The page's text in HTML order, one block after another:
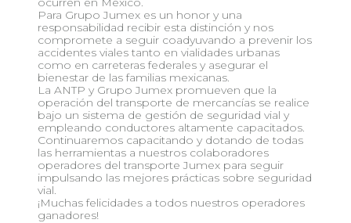
Para Grupo Jumex es un honor y una
responsabilidad recibir esta distinción y nos
compromete a seguir coadyuvando a prevenir los
accidentes viales tanto en vialidades urbanas
como en carreteras federales y asegurar el
bienestar de las familias mexicanas.
La ANTP y Grupo Jumex promueven que la
operación del transporte de mercancías se realice
bajo un sistema de gestión de seguridad vial y
empleando conductores altamente capacitados.
Continuaremos capacitando y dotando de todas
las herramientas a nuestros colaboradores
operadores del transporte Jumex para seguir
impulsando las mejores prácticas sobre seguridad
vial.
¡Muchas felicidades a todos nuestros operadores
ganadores!